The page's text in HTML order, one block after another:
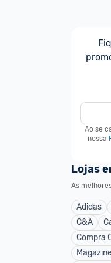
Ao se
nossa
Lojas
As
Adidas
C&A
Compra